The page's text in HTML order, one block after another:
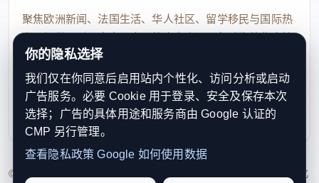
聚焦欧洲新闻、法国生活、华人社区、留学移民与国际热
点，提供及时、真实、实用的中文资讯，帮助海外华人快
速了解欧洲动态。
contact@xinouzhou.com
服务支持、版权与合作：工作日优先处理站务、投稿与权
利通知
© 2026 新欧洲·欧洲头条. All Rights Reserved. 本网站持续优化
你的隐私选择
我们仅在你同意后启用站内个性化、访问分析或启动
广告服务。必要 Cookie 用于登录、安全及保存本次
选择；广告的具体用途和服务商由 Google 认证的
CMP 另行管理。
查看隐私政策 Google 如何使用数据